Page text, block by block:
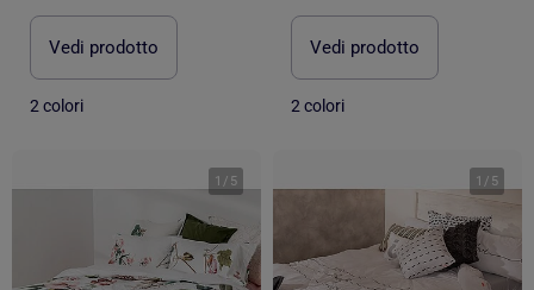
Vedi prodotto
2 colori
Vedi prodotto
2 colori
1 / 5 1 / 5